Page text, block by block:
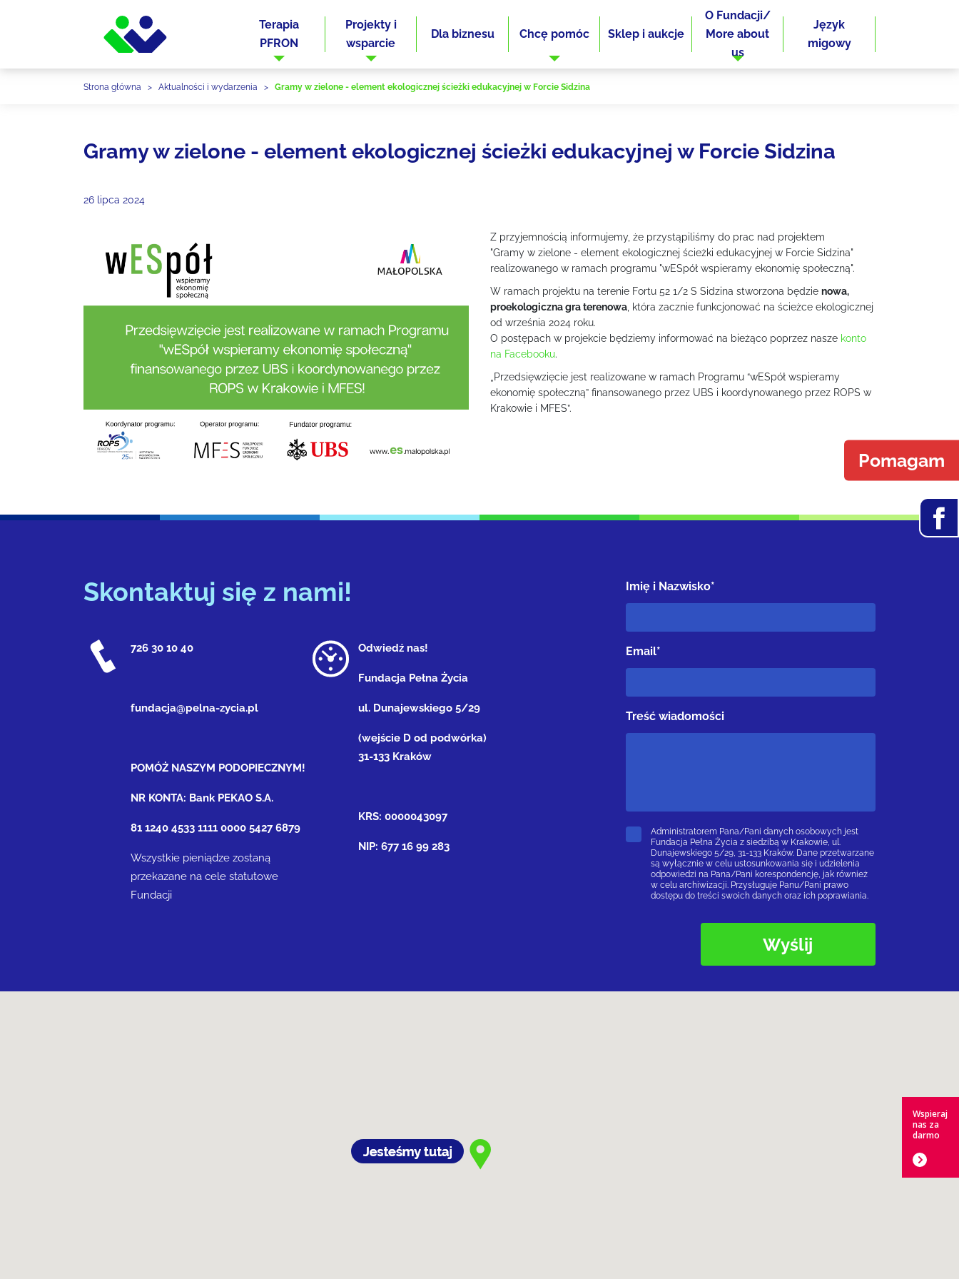
Terapia
PFRON
Projekty i
wsparcie
Dla biznesu Chcę pomóc Sklep i aukcje
O Fundacji/
More about
us
Język
migowy
Pomagam
Strona główna > Aktualności i wydarzenia > Gramy w zielone - element ekologicznej ścieżki edukacyjnej w Forcie Sidzina
Gramy w zielone - element ekologicznej ścieżki edukacyjnej w Forcie Sidzina
26 lipca 2024
Z przyjemnością informujemy, że przystąpiliśmy do prac nad projektem
"Gramy w zielone - element ekologicznej ścieżki edukacyjnej w Forcie Sidzina"
realizowanego w ramach programu "wESpół wspieramy ekonomię społeczną".
W ramach projektu na terenie Fortu 52 1/2 S Sidzina stworzona będzie nowa,
proekologiczna gra terenowa , która zacznie funkcjonować na ścieżce ekologicznej
od września 2024 roku.
O postępach w projekcie będziemy informować na bieżąco poprzez nasze konto
na Facebooku.
„Przedsięwzięcie jest realizowane w ramach Programu “wESpół wspieramy
ekonomię społeczną” finansowanego przez UBS i koordynowanego przez ROPS w
Krakowie i MFES”.
Skontaktuj się z nami!
726 30 10 40
fundacja@pelna-zycia.pl
POMÓŻ NASZYM PODOPIECZNYM!
NR KONTA: Bank PEKAO S.A.
81 1240 4533 1111 0000 5427 6879
Wszystkie pieniądze zostaną
przekazane na cele statutowe
Fundacji
Odwiedź nas!
Fundacja Pełna Życia
ul. Dunajewskiego 5/29
(wejście D od podwórka)
31-133 Kraków
KRS: 0000043097
NIP: 677 16 99 283
Imię i Nazwisko*
Email*
Treść wiadomości
Administratorem Pana/Pani danych osobowych jest
Fundacja Pełna Życia z siedzibą w Krakowie, ul.
Dunajewskiego 5/29, 31-133 Kraków. Dane przetwarzane
są wyłącznie w celu ustosunkowania się i udzielenia
odpowiedzi na Pana/Pani korespondencję, jak również
w celu archiwizacji. Przysługuje Panu/Pani prawo
dostępu do treści swoich danych oraz ich poprawiania.
Wspieraj
nas za
darmo